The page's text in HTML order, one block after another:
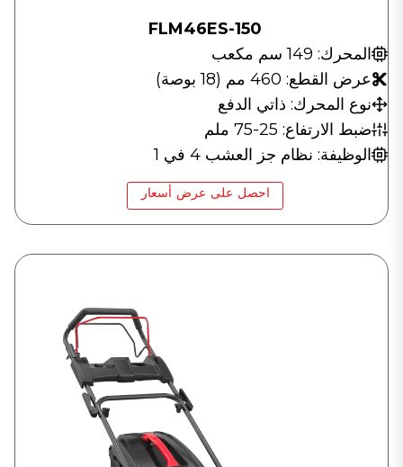
FLM46ES-150
المحرك: 149 سم مكعب
عرض القطع: 460 مم (18 بوصة)
نوع المحرك: ذاتي الدفع
ضبط الارتفاع: 25-75 ملم
الوظيفة: نظام جز العشب 4 في 1
احصل على عرض أسعار